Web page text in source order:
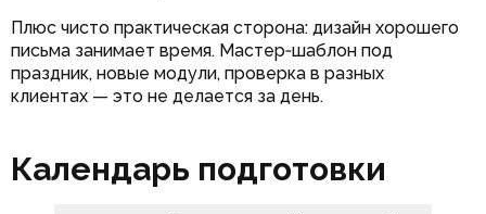
Плюс чисто практическая сторона: дизайн хорошего
письма занимает время. Мастер‑шаблон под
праздник, новые модули, проверка в разных
клиентах — это не делается за день.
Календарь подготовки